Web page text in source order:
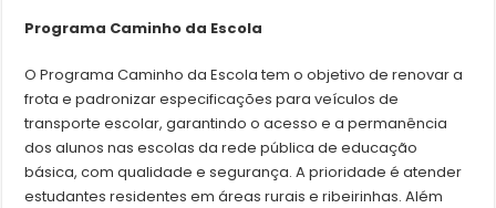
Programa Caminho da Escola
O Programa Caminho da Escola tem o objetivo de renovar a
frota e padronizar especificações para veículos de
transporte escolar, garantindo o acesso e a permanência
dos alunos nas escolas da rede pública de educação
básica, com qualidade e segurança. A prioridade é atender
estudantes residentes em áreas rurais e ribeirinhas. Além